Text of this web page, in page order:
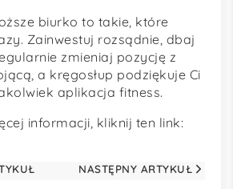
biurko to takie, które
Zainwestuj rozsądnie, dbaj
zmieniaj pozycję z
a kręgosłup podziękuje Ci
aplikacja fitness.
informacji, kliknij ten link:
NASTĘPNY ARTYKUŁ